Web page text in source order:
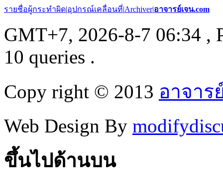
รายชื่อผู้กระทำผิด|อุปกรณ์เคลื่อนที่|Archiver|อาจารย์เจน.com
GMT+7, 2026-8-7 06:34 ,
10 queries .
Copy right © 2013 อาจาร
Web Design By
ขึ้นไปด้านบน